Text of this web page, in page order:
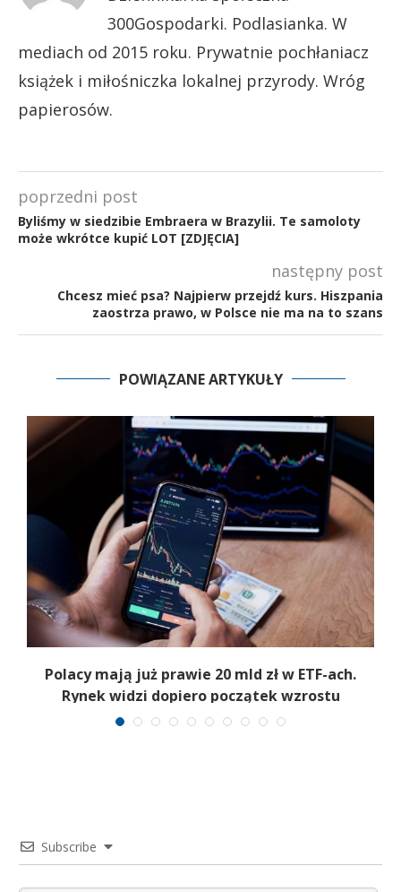
300Gospodarki. Podlasianka. W
mediach od 2015 roku. Prywatnie pochłaniacz
książek i miłośniczka lokalnej przyrody. Wróg
papierosów.
poprzedni post
Byliśmy w siedzibie Embraera w Brazylii. Te samoloty
może wkrótce kupić LOT [ZDJĘCIA]
następny post
Chcesz mieć psa? Najpierw przejdź kurs. Hiszpania
zaostrza prawo, w Polsce nie ma na to szans
POWIĄZANE ARTYKUŁY
Polacy mają już prawie 20 mld zł w ETF-ach.
Rynek widzi dopiero początek wzrostu
Subscribe